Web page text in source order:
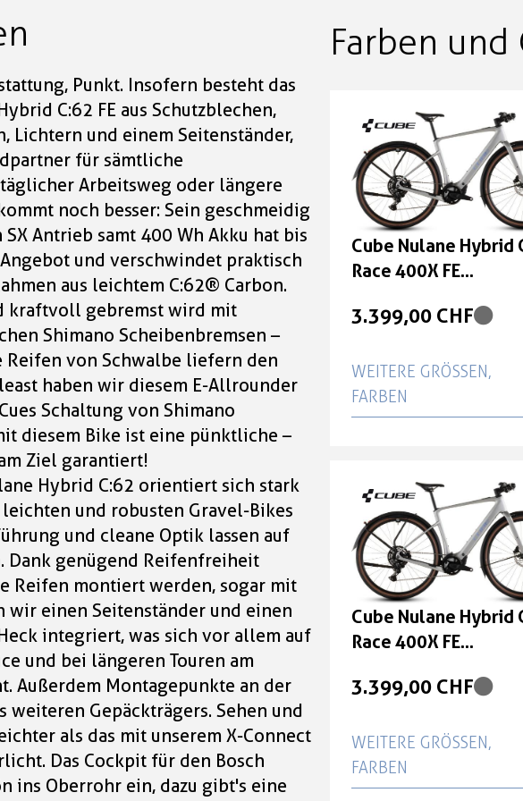
Punkt. Insofern besteht das
C:62 FE aus Schutzblechen,
Lichtern und einem Seitenständer,
für sämtliche
Arbeitsweg oder längere
noch besser: Sein geschmeidig
Antrieb samt 400 Wh Akku hat bis
und verschwindet praktisch
aus leichtem C:62® Carbon.
kraftvoll gebremst wird mit
Shimano Scheibenbremsen –
von Schwalbe liefern den
haben wir diesem E-Allrounder
Schaltung von Shimano
diesem Bike ist eine pünktliche –
Ziel garantiert!
Hybrid C:62 orientiert sich stark
und robusten Gravel-Bikes
und cleane Optik lassen auf
Dank genügend Reifenfreiheit
Reifen montiert werden, sogar mit
wir einen Seitenständer und einen
integriert, was sich vor allem auf
und bei längeren Touren am
Außerdem Montagepunkte an der
weiteren Gepäckträgers. Sehen und
als das mit unserem X-Connect
Das Cockpit für den Bosch
ins Oberrohr ein, dazu gibt's eine
Farben und
Cube Nulane Hybrid
Race 400X FE
M
3.399,00 CHF
WEITERE GRÖSSEN, F
ARBEN
sleekgrey'n'prism
3.399,00 CHF
Cube Nulane Hybrid
Race 400X FE
sleekgrey'n'prism
XL
3.399,00 CHF
Race 400X FE
sleekgrey'n'prism
Cube Nulane Hybrid
Race 400X FE
XS
3.399,00 CHF
WEITERE GRÖSSEN, F
ARBEN